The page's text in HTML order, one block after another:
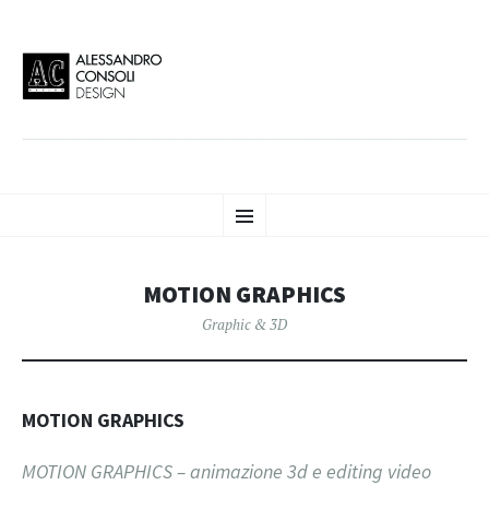
AC DESIGN | ALESSANDRO
Art direction. Iseo Lake. ITALY
Menu
AL
MOTION GRAPHICS
Graphic & 3D
MOTION GRAPHICS
MOTION GRAPHICS – animazione 3d e editing video